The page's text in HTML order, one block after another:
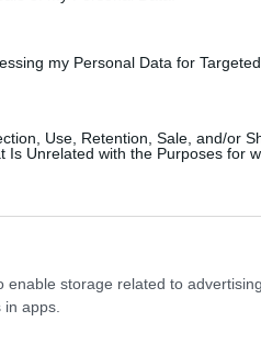
my Personal Data for Targeted
Use, Retention, Sale, and/or
Is Unrelated with the Purposes for
enable storage related to
apps.
intenzív erőfeszítéseire,
ami arra utal, hogy a WIF
csak most törtek ki az
az elmúlt 24 órában
várható, hogy a
visszapattanás elindításához.
és esetleg 3 dollárra is
AI integrációjával